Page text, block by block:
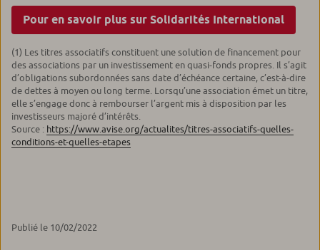
Pour en savoir plus sur Solidarités International
(1) Les titres associatifs constituent une solution de financement pour
des associations par un investissement en quasi-fonds propres. Il s’agit
d’obligations subordonnées sans date d’échéance certaine, c’est-à-dire
de dettes à moyen ou long terme. Lorsqu’une association émet un titre,
elle s’engage donc à rembourser l’argent mis à disposition par les
investisseurs majoré d’intérêts.
Source : https://www.avise.org/actualites/titres-associatifs-quelles-
conditions-et-quelles-etapes
Publié le 10/02/2022